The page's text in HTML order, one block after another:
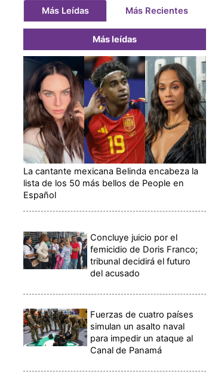
Más Leídas Más Recientes
Más leídas
La cantante mexicana Belinda encabeza la
lista de los 50 más bellos de People en
Español
Concluye juicio por el
femicidio de Doris Franco;
tribunal decidirá el futuro
del acusado
Fuerzas de cuatro países
simulan un asalto naval
para impedir un ataque al
Canal de Panamá